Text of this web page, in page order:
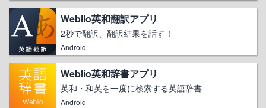
Weblio英和翻訳アプリ
2秒で翻訳、翻訳結果を話す！
Android
Weblio英和辞書アプリ
英和・和英を一度に検索する英語辞書
Android